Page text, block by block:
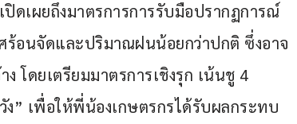
ปิดเผยถึงมาตรการการรับมือปรากฏการณ์
ร้อนจัดและปริมาณฝนน้อยกว่าปกติ ซึ่งอาจ
โดยเตรียมมาตรการเชิงรุก เน้นชู 4
” เพื่อให้พี่น้องเกษตรกรได้รับผลกระทบ